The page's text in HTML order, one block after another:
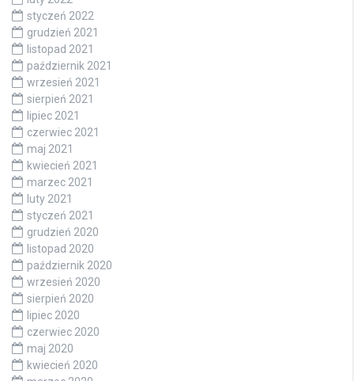
styczeń 2022
grudzień 2021
listopad 2021
październik 2021
wrzesień 2021
sierpień 2021
lipiec 2021
czerwiec 2021
maj 2021
kwiecień 2021
marzec 2021
luty 2021
styczeń 2021
grudzień 2020
listopad 2020
październik 2020
wrzesień 2020
sierpień 2020
lipiec 2020
czerwiec 2020
maj 2020
kwiecień 2020